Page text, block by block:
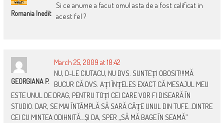
Romania Inedit
Si ce anume a facut omul asta de a fost calificat in
acest fel ?
GEORGIANA P.
March 25, 2009 at 18:42
NU, D-LE CIUTACU, NU DVS. SUNTEȚI OBOSIT!!!MĂ
BUCUR CĂ DVS. AȚI ÎNȚELES EXACT CĂ MESAJUL MEU
ESTE UNUL DE DRAG, PENTRU TOȚI CEI CARE VOR FI DISEARĂ ÎN
STUDIO. DAR, SE MAI ÎNTÂMPLĂ SĂ SARĂ CÂȚE UNUL DIN TUFE…DINTRE
CEI CU MINTEA ODIHNITĂ…ȘI DA, SPER „SĂ MĂ BAGE ÎN SEAMĂ”